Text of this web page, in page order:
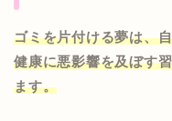
ゴミを片付ける夢は、
健康に悪影響を及ぼす
ます。